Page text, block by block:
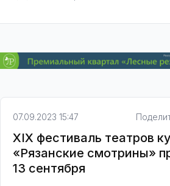
07.09.2023 15:47
XIX фестиваль театров
«Рязанские смотрины»
13 сентября